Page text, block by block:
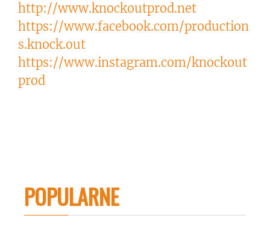
http://www.knockoutprod.net
https://www.facebook.com/production
s.knock.out
https://www.instagram.com/knockout
prod
POPULARNE